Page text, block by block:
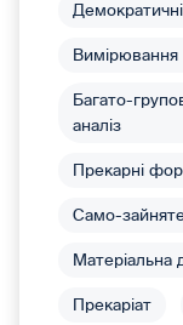
Демократичні
Вимірювання
Багато-
аналіз
Прекарні
Само-
Матеріальна
Прекаріат